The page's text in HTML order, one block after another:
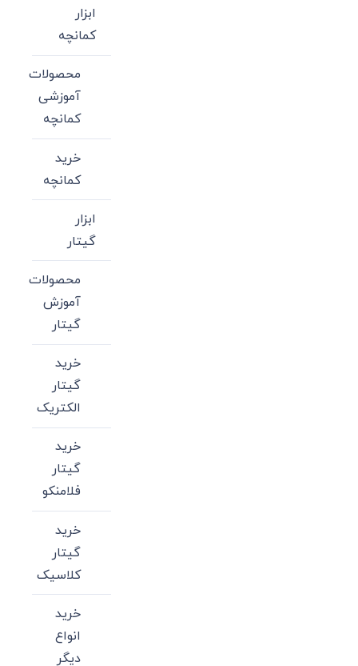
ابزار
کمانچه
محصولات
آموزشی
کمانچه
خرید
کمانچه
ابزار
گیتار
محصولات
آموزش
گیتار
خرید
گیتار
الکتریک
خرید
گیتار
فلامنکو
خرید
گیتار
کلاسیک
خرید
انواع
دیگر